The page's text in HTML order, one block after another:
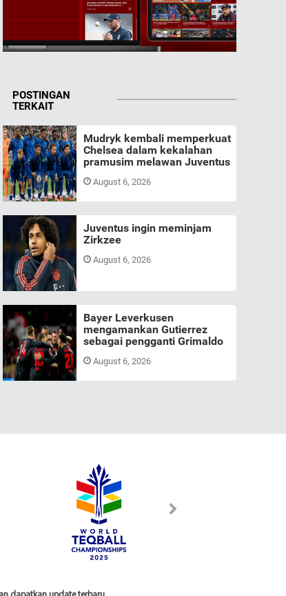
POSTINGAN
TERKAIT
Mudryk kembali memperkuat
Chelsea dalam kekalahan
pramusim melawan Juventus
August 6, 2026
Juventus ingin meminjam
Zirkzee
August 6, 2026
Bayer Leverkusen
mengamankan Gutierrez
sebagai pengganti Grimaldo
August 6, 2026